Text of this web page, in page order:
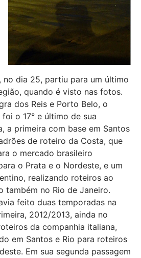
no dia 25, partiu para um último
quando é visto nas fotos.
dos Reis e Porto Belo, o
o 17° e último de sua
a primeira com base em Santos
de roteiro da Costa, que
o mercado brasileiro
o Prata e o Nordeste, e um
realizando roteiros ao
também no Rio de Janeiro.
feito duas temporadas na
2012/2013, ainda no
da companhia italiana,
em Santos e Rio para roteiros
Em sua segunda passagem